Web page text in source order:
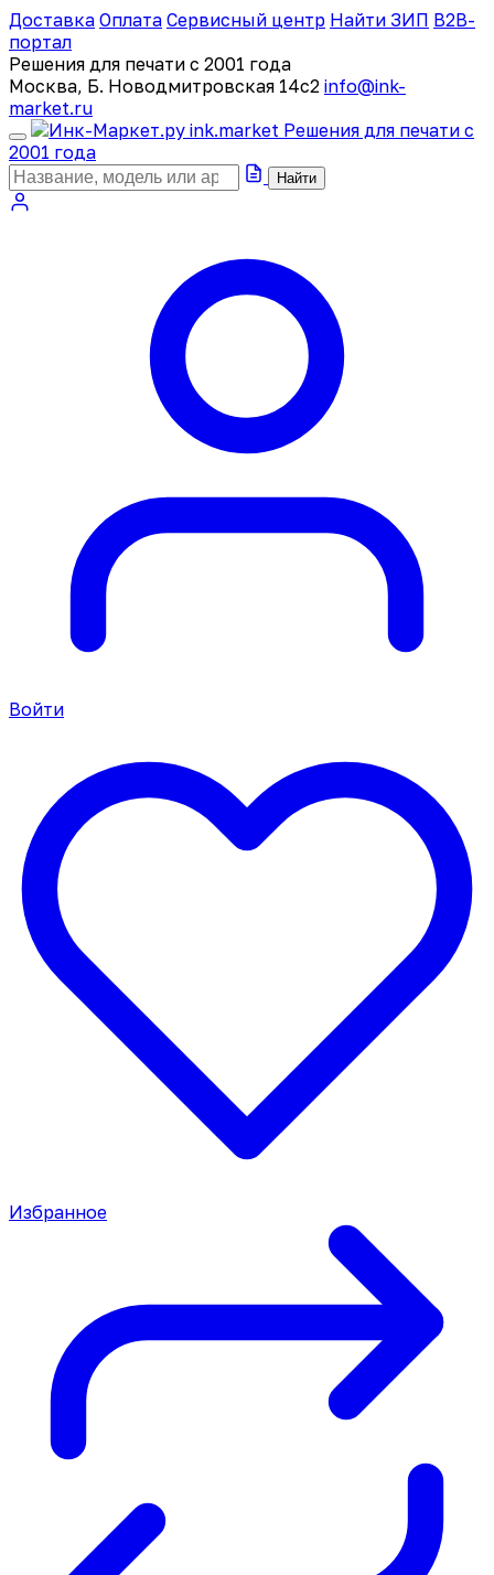
Доставка Оплата Сервисный центр Найти ЗИП B2B-
портал
Решения для печати с 2001 года
Москва, Б. Новодмитровская 14с2 info@ink-
market.ru
ink.market Решения для печати с
2001 года
Найти
Войти
Избранное